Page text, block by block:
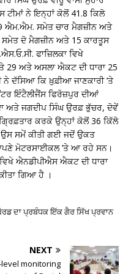
ਟੀਮਾਂ ਨੇ ਇਨ੍ਹਾਂ ਕੋਲੋਂ 41.8 ਕਿਲੋ
ਐਮ.ਐਮ. ਸਮੇਤ ਚਾਰ ਮੈਗਜ਼ੀਨ ਅਤੇ
ਸਮੇਤ ਦੋ ਮੈਗਜ਼ੀਨ ਅਤੇ 15 ਕਾਰਤੂਸ
ਫਾਜ਼ਿਲਕਾ ਵਿਖੇ
29 ਅਤੇ ਅਸਲਾ ਐਕਟ ਦੀ ਧਾਰਾ 25
ਦੱਸਿਆ ਕਿ ਖ਼ੁਫ਼ੀਆ ਜਾਣਕਾਰੀ ’ਤੇ
ਇੰਟੈਲੀਜੈਂਸ ਫਿਰੋਜ਼ਪੁਰ ਦੀਆਂ
ਅਤੇ ਜਗਦੀਪ ਸਿੰਘ ਉਰਫ਼ ਭੁੱਚਰ, ਦੋਵੇਂ
ਕਰਕੇ ਉਨ੍ਹਾਂ ਕੋਲੋਂ 36 ਕਿੱਲੋ
ਉਸ ਸਮੇਂ ਕੀਤੀ ਗਈ ਜਦੋਂ ਉਕਤ
ਮੋਟਰਸਾਈਕਲ ’ਤੇ ਆ ਰਹੇ ਸਨ।
ਐਨਡੀਪੀਐਸ ਐਕਟ ਦੀ ਧਾਰਾ
ਗਿਆ ਹੈ ।
ਦਾ ਪ੍ਰਬੰਧਕ ਇੱਕ ਗੈਰ ਸਿੱਖ ਪ੍ਰਵਾਨ
NEXT
monitoring